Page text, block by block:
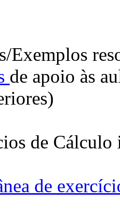
Exemplos
de apoio às
de Cálculo
de